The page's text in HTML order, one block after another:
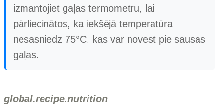
izmantojiet gaļas termometru, lai
pārliecinātos, ka iekšējā temperatūra
nesasniedz 75°C, kas var novest pie sausas
gaļas.
global.recipe.nutrition